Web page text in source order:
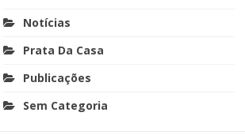
Notícias
Prata Da Casa
Publicações
Sem Categoria